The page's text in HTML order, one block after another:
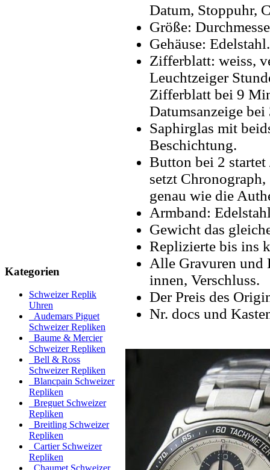
Kategorien
Schweizer Replik
Uhren
Audemars Piguet
Schweizer Repliken
Baume & Mercier
Schweizer Repliken
Bell & Ross
Schweizer Repliken
Blancpain Schweizer
Repliken
Breguet Schweizer
Repliken
Breitling Schweizer
Repliken
Cartier Schweizer
Repliken
Datum, Stoppuhr,
Größe:
Gehäuse: Edelstahl.
Zifferblatt: weiss,
Leuchtzeiger
Zifferblatt bei 9
Datumsanzeige bei
Saphirglas mit
Beschichtung.
Button bei 2
setzt
genau wie die
Armband:
Gewicht das
Replizierte bis ins
Alle Gravuren und
innen, Verschluss.
Der Preis des
Nr. docs und